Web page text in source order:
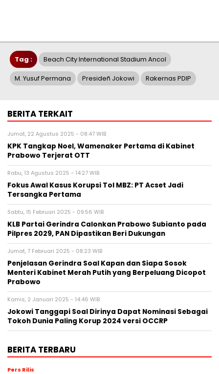
Tag : Beach City International Stadium Ancol
M. Yusuf Permana Presideñ Jokowi Rakernas PDIP
BERITA TERKAIT
Jumat, 22 Agustus 2025 - 08:47 WIB
KPK Tangkap Noel, Wamenaker Pertama di Kabinet
Prabowo Terjerat OTT
Rabu, 13 Agustus 2025 - 14:27 WIB
Fokus Awal Kasus Korupsi Tol MBZ: PT Acset Jadi
Tersangka Pertama
Sabtu, 15 Februari 2025 - 09:56 WIB
KLB Partai Gerindra Calonkan Prabowo Subianto pada
Pilpres 2029, PAN Dipastikan Beri Dukungan
Jumat, 7 Februari 2025 - 08:23 WIB
Penjelasan Gerindra Soal Kapan dan Siapa Sosok
Menteri Kabinet Merah Putih yang Berpeluang Dicopot
Prabowo
Kamis, 2 Januari 2025 - 14:46 WIB
Jokowi Tanggapi Soal Dirinya Dapat Nominasi Sebagai
Tokoh Dunia Paling Korup 2024 versi OCCRP
BERITA TERBARU
Pers Rilis